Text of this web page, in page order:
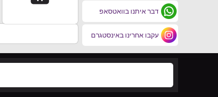
דבר איתנו בוואטסאפ
עקבו אחרינו באינסטגרם